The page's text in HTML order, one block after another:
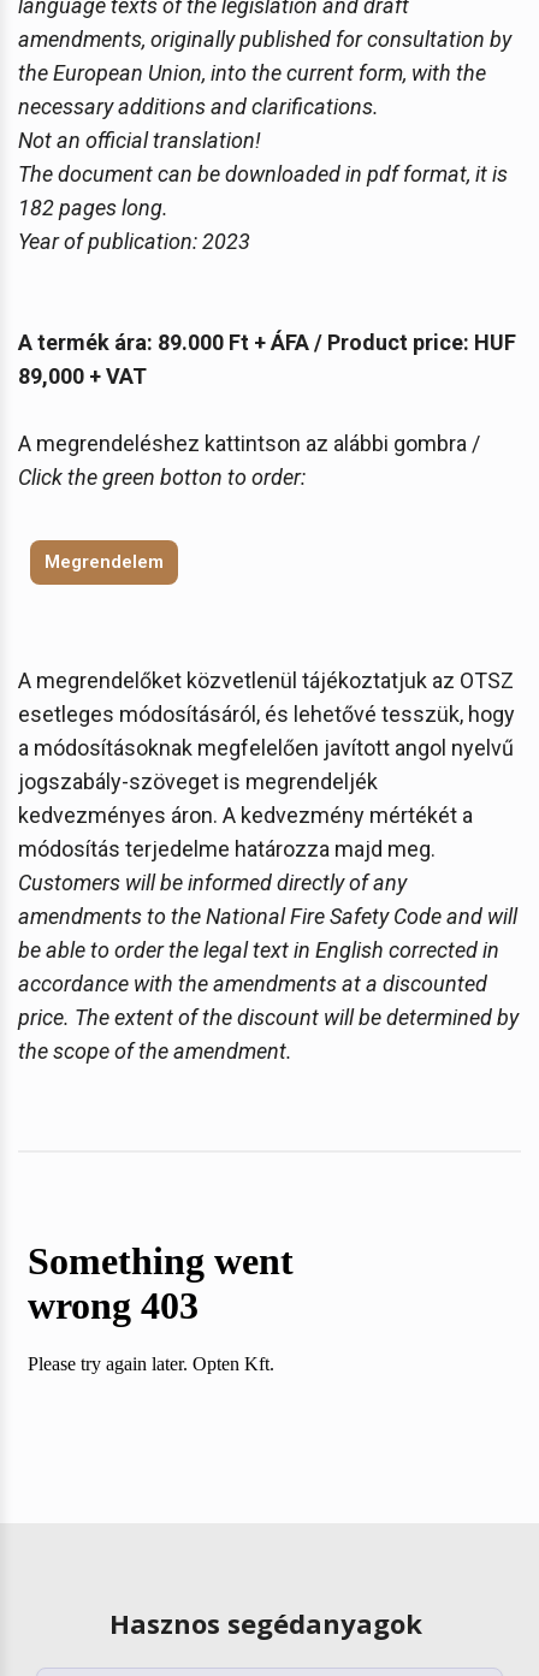
amendments, originally published for consultation by
the European Union, into the current form, with the
necessary additions and clarifications.
Not an official translation!
The document can be downloaded in pdf format, it is
182 pages long.
Year of publication: 2023
A termék ára: 89.000 Ft + ÁFA / Product price: HUF
89,000 + VAT
A megrendeléshez kattintson az alábbi gombra /
Click the green botton to order:
Megrendelem
A megrendelőket közvetlenül tájékoztatjuk az OTSZ
esetleges módosításáról, és lehetővé tesszük, hogy
a módosításoknak megfelelően javított angol nyelvű
jogszabály-szöveget is megrendeljék
kedvezményes áron. A kedvezmény mértékét a
módosítás terjedelme határozza majd meg.
Customers will be informed directly of any
amendments to the National Fire Safety Code and will
be able to order the legal text in English corrected in
accordance with the amendments at a discounted
price. The extent of the discount will be determined by
the scope of the amendment.
Hasznos segédanyagok